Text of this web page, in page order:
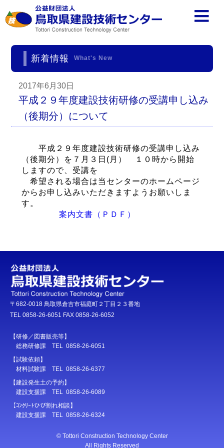
新着情報 What's New
2017年6月30日
平成２９年度建設技術研修の受講申し込み
（後期分）について
平成２９年度建設技術研修の受講申し込み
（後期分）を７月３日(月） １０時から開始
しますので、受講を
希望される場合は当センターのホームページ
からお申し込みいただきますようお願いしま
す。
案内文書（ＰＤＦ）
〒682-0018 鳥取県倉吉市福庭町２丁目２３番地
TEL 0858-26-6051 FAX 0858-26-6052
【研修／図書販売等】
総務研修課 TEL 0858-26-6051
【試験依頼】
材料試験課 TEL 0858-26-6377
【建設発生土の予約】
建設支援課 TEL 0858-26-6089
【ｺﾝｸﾘｰﾄひび割れ相談】
建設支援課 TEL 0858-26-6324
© Tottori Construction Technology Center
All Rights Reserved